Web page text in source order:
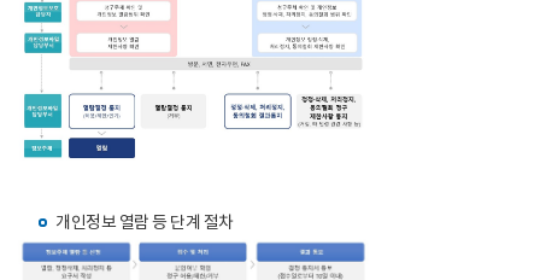
개인정보 열람 등 단계 절차